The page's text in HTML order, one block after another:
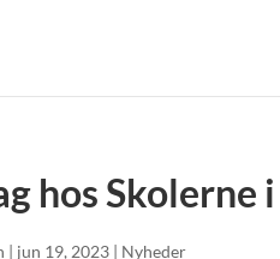
hos Skolerne
| jun 19, 2023 | Nyheder